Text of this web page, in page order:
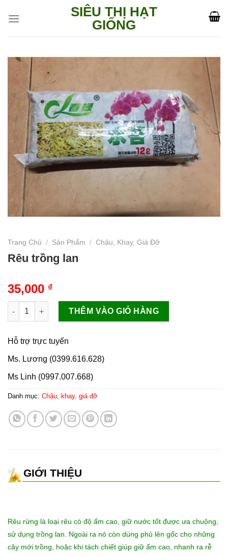
SIÊU THỊ HẠT
GIỐNG
Trang Chủ / Sản Phẩm / Chậu, Khay, Giá Đỡ
Rêu trồng lan
35,000 ₫
Rêu trồng lan số lượng
THÊM VÀO GIỎ HÀNG
Hỗ trợ trực tuyến
Ms. Lương (0399.616.628)
Ms Linh (0997.007.668)
Danh mục: Chậu, khay, giá đỡ
GIỚI THIỆU
Rêu rừng là loại rêu có độ ẩm cao, giữ nước tốt được ưa chuộng,
sử dụng trồng lan. Ngoài ra nó còn dùng phủ lên gốc cho những
cây mới trồng, hoặc khi tách chiết giúp giữ ẩm cao, nhanh ra rễ